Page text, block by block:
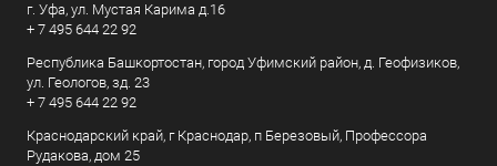
г. Уфа, ул. Мустая Карима д.16
+ 7 495 644 22 92
Республика Башкортостан, город Уфимский район, д. Геофизиков,
ул. Геологов, зд. 23
+ 7 495 644 22 92
Краснодарский край, г Краснодар, п Березовый, Профессора
Рудакова, дом 25